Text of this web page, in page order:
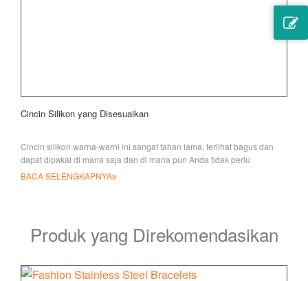
Cincin Silikon yang Disesuaikan
Cincin silikon warna-warni ini sangat tahan lama, terlihat bagus dan
dapat dipakai di mana saja dan di mana pun Anda tidak perlu
BACA SELENGKAPNYA
Produk yang Direkomendasikan